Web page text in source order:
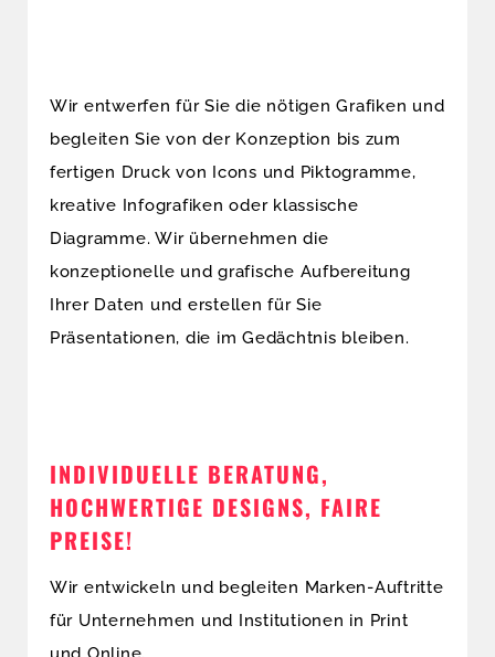
Wir entwerfen für Sie die nötigen Grafiken und
begleiten Sie von der Konzeption bis zum
fertigen Druck von Icons und Piktogramme,
kreative Infografiken oder klassische
Diagramme. Wir übernehmen die
konzeptionelle und grafische Aufbereitung
Ihrer Daten und erstellen für Sie
Präsentationen, die im Gedächtnis bleiben.
INDIVIDUELLE BERATUNG,
HOCHWERTIGE DESIGNS, FAIRE
PREISE!
Wir entwickeln und begleiten Marken-Auftritte
für Unternehmen und Institutionen in Print